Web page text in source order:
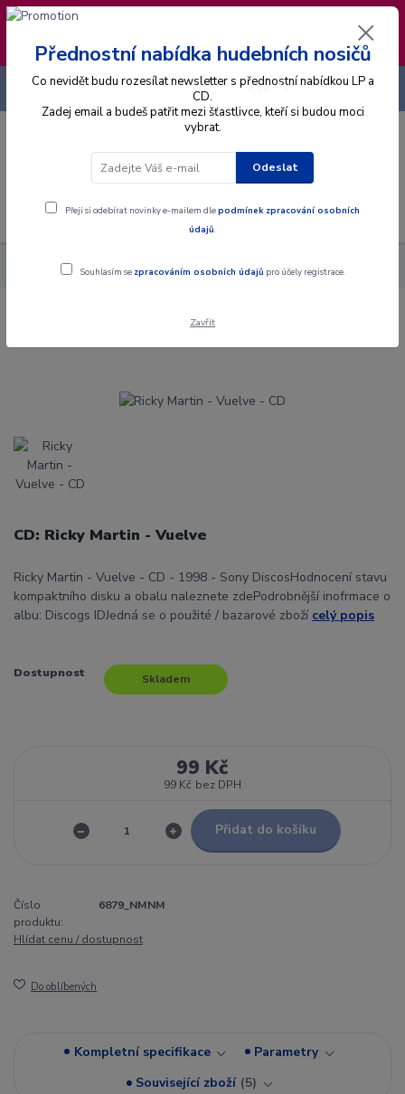
❣️ Od 4.8. do 13.8. čerpám dovolenou. Datum
expedice objednávek se posouvá na pátek
14.8.2026 🐋
Menu
CZK
+420 725 736 293
Alba CD Ricky Martin - Vuelve - CD
Ricky Martin - Vuelve - CD
CD: Ricky Martin - Vuelve
Ricky Martin - Vuelve - CD - 1998 - Sony DiscosHodnocení stavu
kompaktního disku a obalu naleznete zdePodrobnější inofrmace o
albu: Discogs IDJedná se o použité / bazarové zboží celý popis
Dostupnost Skladem
99 Kč
99 Kč bez DPH
Přidat do košíku
Číslo
produktu:
6879_NMNM
Hlídat cenu / dostupnost
Do oblíbených
Kompletní specifikace
Parametry
Související zboží 5
Přednostní nabídka hudebních nosičů
Co nevidět budu rozesílat newsletter s přednostní nabídkou LP a
CD.
Zadej email a budeš patřit mezi šťastlivce, kteří si budou moci
vybrat.
Odeslat
Přeji si odebírat novinky e-mailem dlepodmínek zpracování osobních
údajů.
Souhlasím se zpracováním osobních údajů pro účely registrace.
Zavřít